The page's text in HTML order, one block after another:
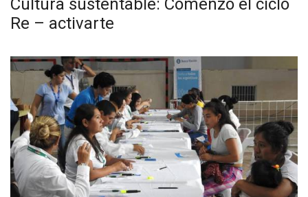
Cultura sustentable: Comenzó el ciclo
Re – activarte